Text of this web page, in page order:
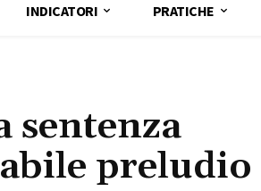
INDICATORI PRATICHE
sentenza
preludio